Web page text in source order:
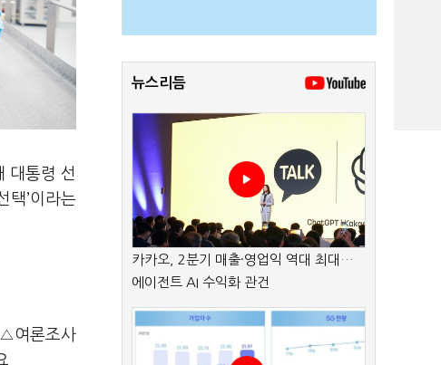
대통령 선
택’이라는
여론조사
.
뉴스리듬
카카오, 2분기 매출·영업익 역대 최대…
에이전트 AI 수익화 관건